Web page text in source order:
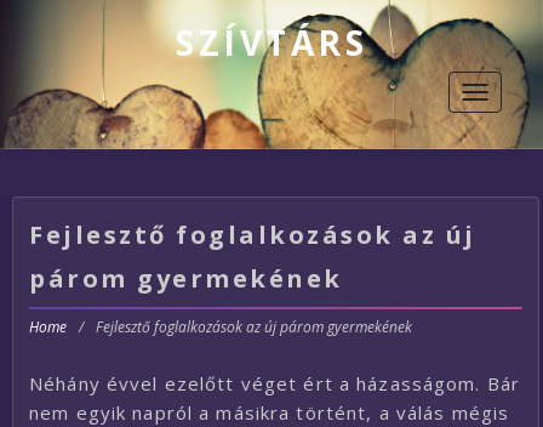
SZÍVTÁRS
Toggle
Fejlesztő foglalkozások az új
párom gyermekének
Home / Fejlesztő foglalkozások az új párom gyermekének
Néhány évvel ezelőtt véget ért a házasságom. Bár
nem egyik napról a másikra történt, a válás mégis